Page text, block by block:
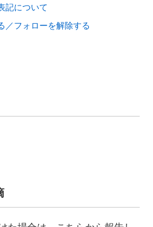
記について
／フォローを解除する